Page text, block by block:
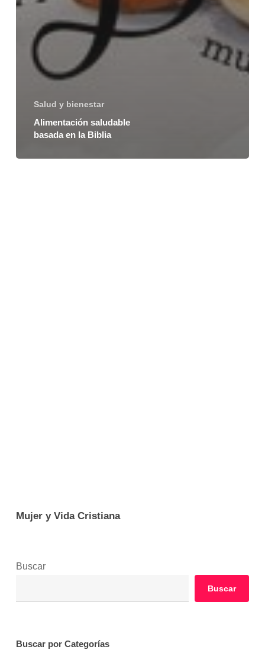
Salud y bienestar
Alimentación saludable
basada en la Biblia
Mujer y Vida Cristiana
Buscar
Buscar
Buscar por Categorías